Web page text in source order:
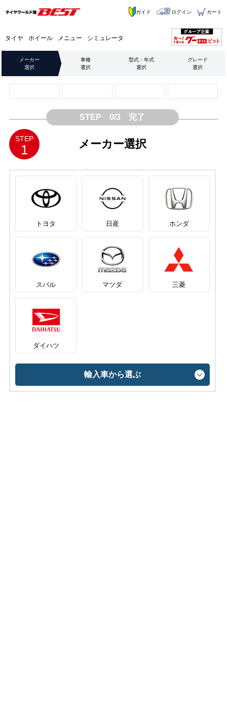
タイヤ ホイール メニュー シミュレータ
ガイド ログイン カート
メーカー
選択
車種
選択
型式・年式
選択
グレード
選択
STEP 0/3 完了
STEP
1 メーカー選択
トヨタ 日産 ホンダ
スバル マツダ 三菱
ダイハツ
輸入車から選ぶ